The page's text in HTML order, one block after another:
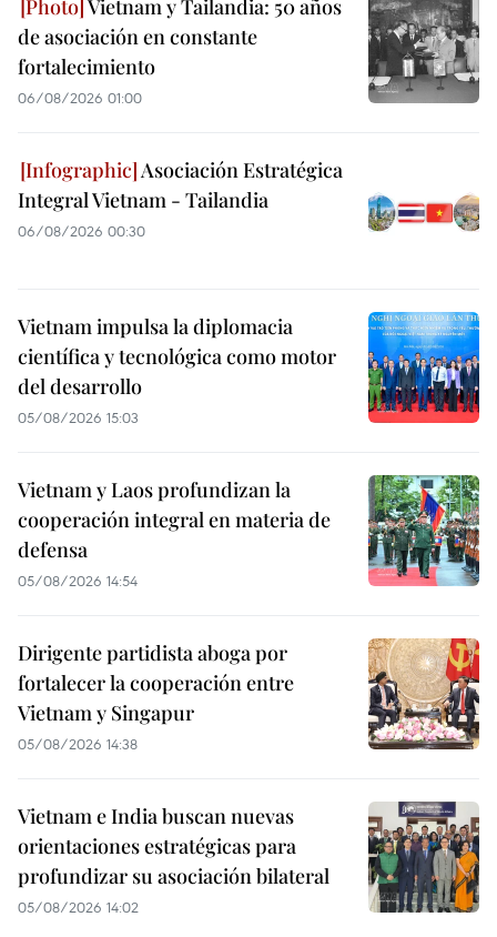
Vietnam y Tailandia: 50 años
de asociación en constante
fortalecimiento
06/08/2026 01:00
Asociación Estratégica
Integral Vietnam - Tailandia
06/08/2026 00:30
Vietnam impulsa la diplomacia
científica y tecnológica como motor
del desarrollo
05/08/2026 15:03
Vietnam y Laos profundizan la
cooperación integral en materia de
defensa
05/08/2026 14:54
Dirigente partidista aboga por
fortalecer la cooperación entre
Vietnam y Singapur
05/08/2026 14:38
Vietnam e India buscan nuevas
orientaciones estratégicas para
profundizar su asociación bilateral
05/08/2026 14:02